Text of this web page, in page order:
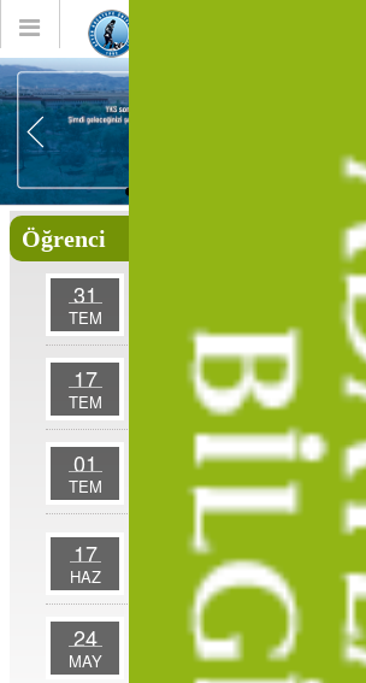
Toggle
navigation
Öğrenci
31
TEM
Merkezi Yerleştirme Puanına Göre
17
TEM
2026–2027 Eğitim Öğretim Yılı
Enstitüler Lisansüstü Öğrenci Alım
01
TEM
20.05.2026 Tarihli Öğretim Elemanı
Değerlendirme Sonuçları
17
HAZ
20.05.2026 tarihli Öğretim Elemanı
Değerlendirme Sonuçları
24
MAY
Fen Edebiyat Fakültesi Türk Dili ve
Bölümü Türk Halk Edebiyatı
Kadrosu Düzeltme İlanı (Son